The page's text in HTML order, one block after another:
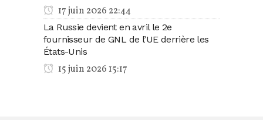
17 juin 2026 22:44
La Russie devient en avril le 2e
fournisseur de GNL de l’UE derrière les
États-Unis
15 juin 2026 15:17